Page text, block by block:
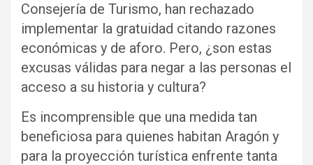
Consejería de Turismo, han rechazado
implementar la gratuidad citando razones
económicas y de aforo. Pero, ¿son estas
excusas válidas para negar a las personas el
acceso a su historia y cultura?
Es incomprensible que una medida tan
beneficiosa para quienes habitan Aragón y
para la proyección turística enfrente tanta